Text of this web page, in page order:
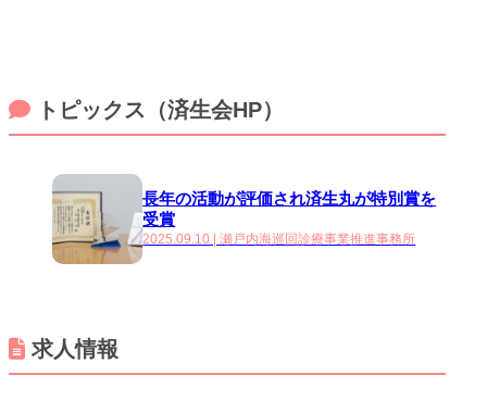
トピックス（済生会HP）
長年の活動が評価され済生丸が特別賞を
受賞
2025.09.10 | 瀬戸内海巡回診療事業推進事務所
求人情報